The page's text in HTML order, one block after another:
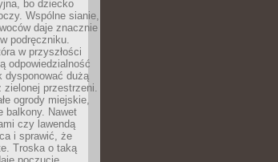
bo dziecko
Wspólne sianie,
daje znacznie
podręczniku.
w przyszłości
odpowiedzialność
dysponować dużą
zielonej przestrzeni.
ogrody miejskie,
balkony. Nawet
czy lawendą
i sprawić, że
Troska o taką